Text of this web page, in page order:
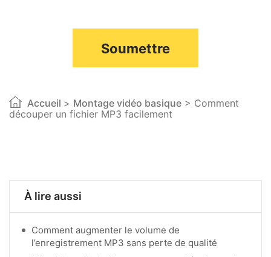
À lire aussi
Comment augmenter le volume de
l’enregistrement MP3 sans perte de qualité
Soumettre
Accueil > Montage vidéo basique > Comment
découper un fichier MP3 facilement